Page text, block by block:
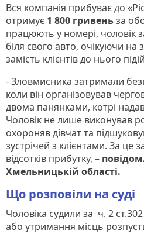
Вся компанія прибуває до
отримує 1 800 гривеньза
працюють у номері, чоловік
біля свого авто, очікуючи
замість клієнтів до нього
- Зловмисника затримали
коли він організовував
двома панянками, котрі
Чоловік не лише виконував
охороняв дівчат та
зустрічей з клієнтами. За це
відсотків прибутку, –
Хмельницькій області.
Що розповіли на суді
Чоловіка судили за ч. 2
або утримання місць